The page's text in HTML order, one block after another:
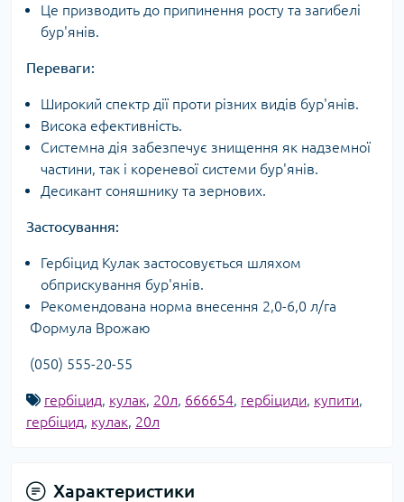
Це призводить до припинення росту та загибелі
бур'янів.
Переваги:
Широкий спектр дії проти різних видів бур'янів.
Висока ефективність.
Системна дія забезпечує знищення як надземної
частини, так і кореневої системи бур'янів.
Десикант соняшнику та зернових.
Застосування:
Гербіцид Кулак застосовується шляхом
обприскування бур'янів.
Рекомендована норма внесення 2,0-6,0 л/га
Формула Врожаю
(050) 555-20-55
гербіцид, кулак, 20л, 666654, гербіциди, купити,
гербіцид, кулак, 20л
Характеристики